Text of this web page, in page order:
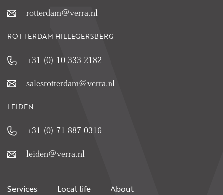
rotterdam@verra.nl
ROTTERDAM HILLEGERSBERG
+31 (0) 10 333 2182
salesrotterdam@verra.nl
LEIDEN
+31 (0) 71 887 0316
leiden@verra.nl
Services Local life About